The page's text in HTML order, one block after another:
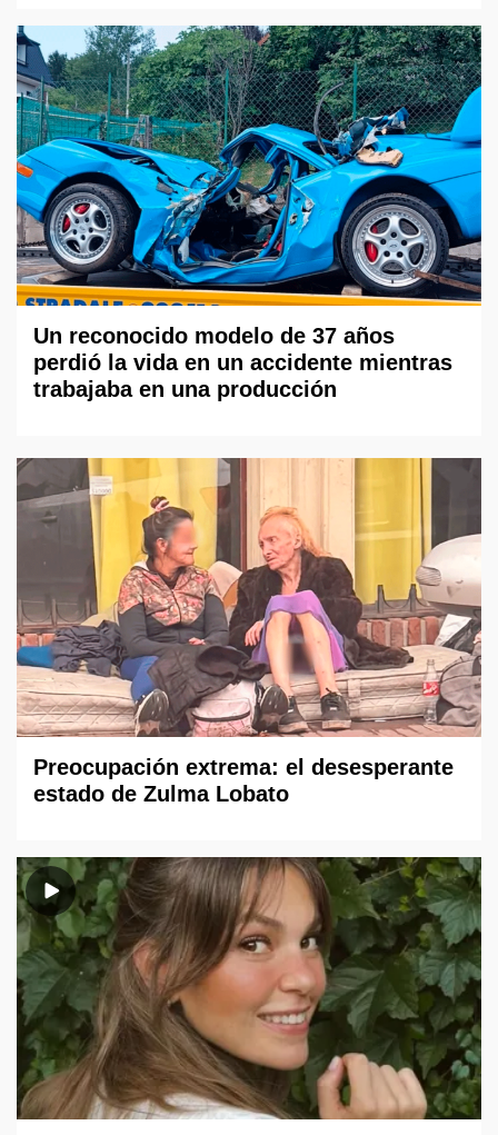
Un reconocido modelo de 37 años
perdió la vida en un accidente mientras
trabajaba en una producción
Preocupación extrema: el desesperante
estado de Zulma Lobato